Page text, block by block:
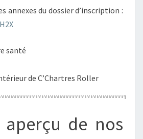
annexes du dossier d’inscription :
santé
de C’Chartres Roller
de nos